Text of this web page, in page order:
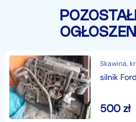
Skawina,
silnik
500zł